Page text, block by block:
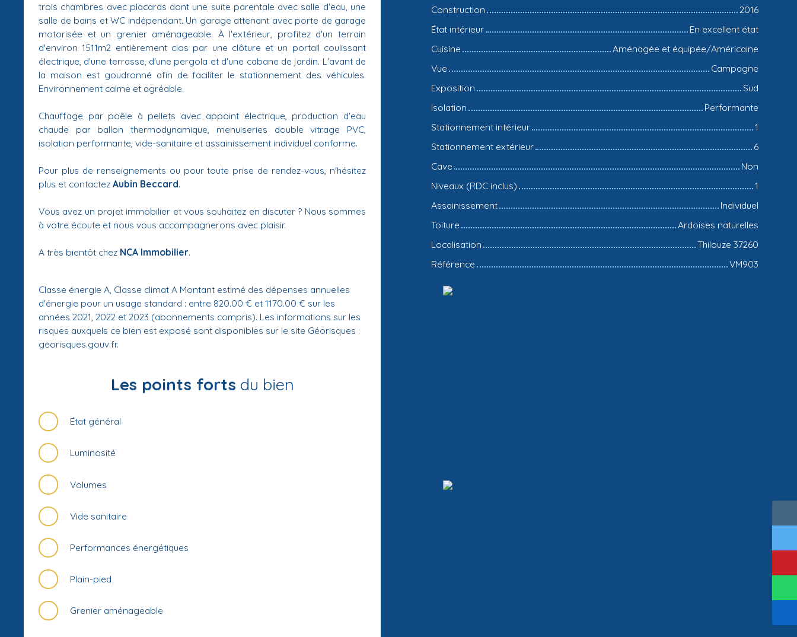
trois chambres avec placards dont une suite parentale avec salle d'eau, une
salle de bains et WC indépendant. Un garage attenant avec porte de garage
motorisée et un grenier aménageable. À l'extérieur, profitez d'un terrain
d'environ 1511m2 entièrement clos par une clôture et un portail coulissant
électrique, d'une terrasse, d'une pergola et d'une cabane de jardin. L'avant de
la maison est goudronné afin de faciliter le stationnement des véhicules.
Environnement calme et agréable.
Chauffage par poêle à pellets avec appoint électrique, production d'eau
chaude par ballon thermodynamique, menuiseries double vitrage PVC,
isolation performante, vide-sanitaire et assainissement individuel conforme.
Pour plus de renseignements ou pour toute prise de rendez-vous, n'hésitez
plus et contactez Aubin Beccard.
Vous avez un projet immobilier et vous souhaitez en discuter ? Nous sommes
à votre écoute et nous vous accompagnerons avec plaisir.
A très bientôt chez NCA Immobilier.
Classe énergie A, Classe climat A Montant estimé des dépenses annuelles
d'énergie pour un usage standard : entre 820.00 € et 1170.00 € sur les
années 2021, 2022 et 2023 (abonnements compris). Les informations sur les
risques auxquels ce bien est exposé sont disponibles sur le site Géorisques :
georisques.gouv.fr.
Les points forts du bien
État général
Luminosité
Volumes
Vide sanitaire
Performances énergétiques
Plain-pied
Grenier aménageable
Construction
2016
État intérieur
En excellent état
Cuisine
Aménagée et équipée/Américaine
Vue
Campagne
Exposition
Sud
Isolation
Performante
Stationnement intérieur
1
Stationnement extérieur
6
Cave
Non
Niveaux (RDC inclus)
1
Assainissement
Individuel
Toiture
Ardoises naturelles
Localisation
Thilouze 37260
Référence
VM903